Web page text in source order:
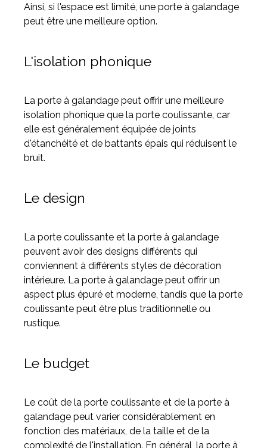
Ainsi, si l'espace est limité, une porte à galandage
peut être une meilleure option.
L'isolation phonique
La porte à galandage peut offrir une meilleure
isolation phonique que la porte coulissante, car
elle est généralement équipée de joints
d'étanchéité et de battants épais qui réduisent le
bruit.
Le design
La porte coulissante et la porte à galandage
peuvent avoir des designs différents qui
conviennent à différents styles de décoration
intérieure. La porte à galandage peut offrir un
aspect plus épuré et moderne, tandis que la porte
coulissante peut être plus traditionnelle ou
rustique.
Le budget
Le coût de la porte coulissante et de la porte à
galandage peut varier considérablement en
fonction des matériaux, de la taille et de la
complexité de l'installation. En général, la porte à